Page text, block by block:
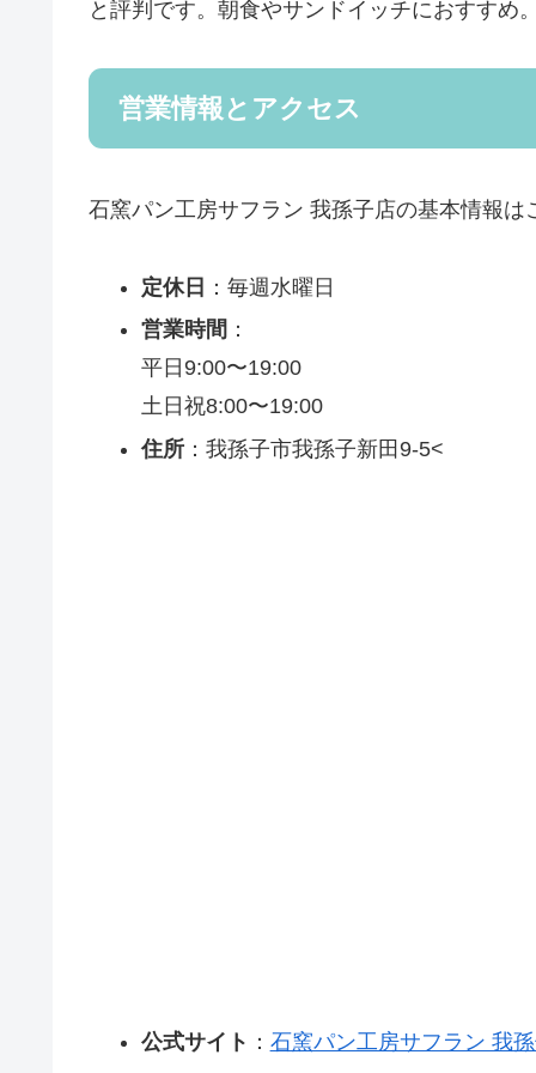
と評判です。朝食やサンドイッチにおすすめ。
営業情報とアクセス
石窯パン工房サフラン 我孫子店の基本情報は
定休日 ：毎週水曜日
営業時間 ：
平日9:00〜19:00
土日祝8:00〜19:00
住所：我孫子市我孫子新田9-5<
公式サイト ： 石窯パン工房サフラン 我